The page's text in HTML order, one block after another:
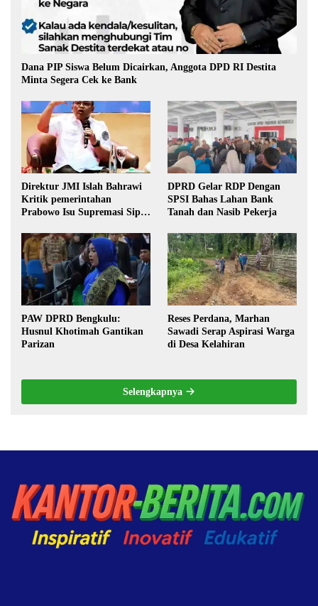
Dana PIP Siswa Belum Dicairkan, Anggota DPD RI Destita
Minta Segera Cek ke Bank
Direktur JMI Islah Bahrawi
Kritik pemerintahan
Prabowo Isu Supremasi Sipil,
Pilkada oleh DPRD
DPRD Gelar RDP Dengan
SPSI Bahas Lahan Bank
Tanah dan Nasib Pekerja
PAW DPRD Bengkulu:
Husnul Khotimah Gantikan
Parizan
Reses Perdana, Marhan
Sawadi Serap Aspirasi Warga
di Desa Kelahiran
Selengkapnya